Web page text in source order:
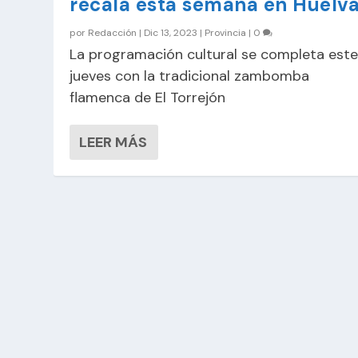
por Redacción | Dic 13, 2023 | Provincia | 0
La programación cultural se completa este
jueves con la tradicional zambomba
flamenca de El Torrejón
LEER MÁS